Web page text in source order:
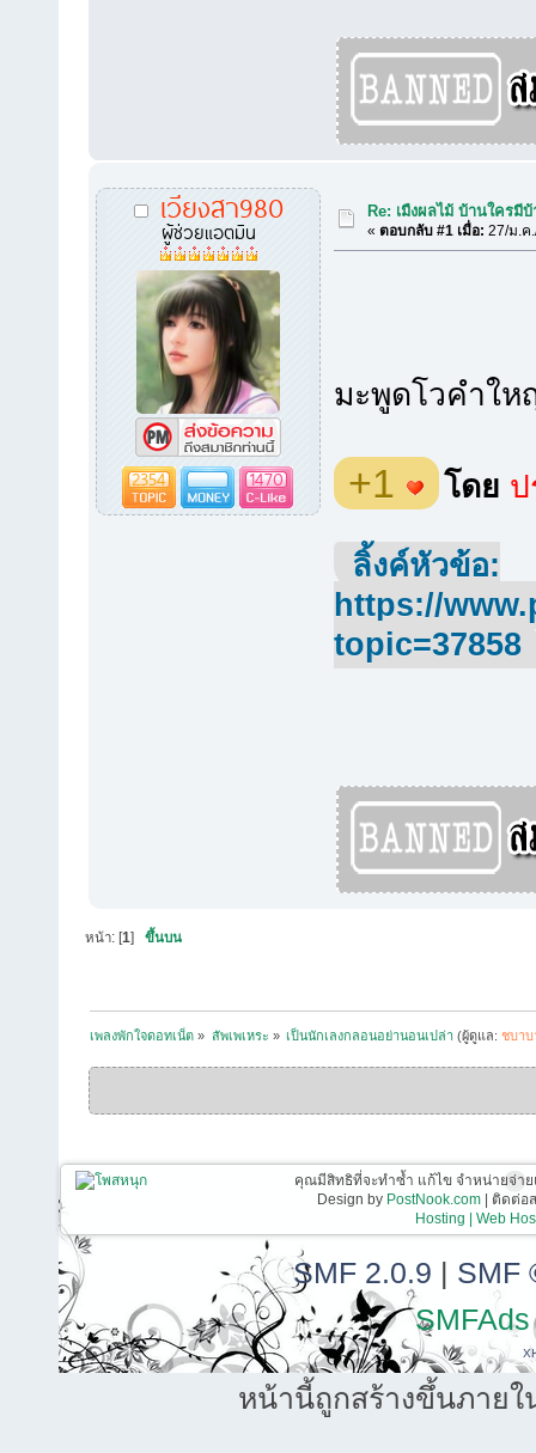
เวียงสา980
ผู้ช่วยแอตมิน
2354 1470
Re: เมืงผลไม้ บ้านใครมีบ้
«ตอบกลับ #1 เมื่อ: 27/ม.ค
มะพูดโวคำใ
+1 โดย ป
ลิ้งค์หัวข้อ:
https://
topic=37858
หน้า: [1 ]ขึ้นบน
เพลงพักใจดอทเน็ต » สัพเพเหระ » เป็นนักเลงกลอนอย่านอนเปล่า (ผู้ดูแล:ชบาบ
คุณมีสิทธิที่จะทำซ้ำ แก้ไข จำหน่ายจ่า
Design by PostNook.com| ติดต่อส
Hosting | Web
SMF 2.0.9 | SMF
SMFAds
หน้านี้ถูกสร้างขึ้นภายใ